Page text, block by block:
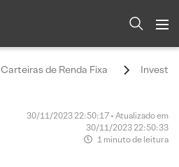
Carteiras de Renda Fixa
30/11/2023 22:50:17 • Atualizado em
30/11/2023 22:50:33
1 minuto de leitura